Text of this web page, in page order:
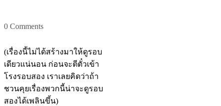
0 Comments
(เรื่องนี้ไม่ได้สร้างมาให้ดูรอบ
เดียวแน่นอน ก่อนจะตีตั๋วเข้า
โรงรอบสอง เราเลยคิดว่าถ้า
ชวนคุยเรื่องพวกนี้น่าจะดูรอบ
สองได้เพลินขึ้น)